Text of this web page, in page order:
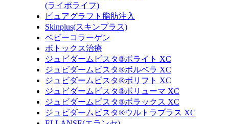
(ライポライフ)
ピュアグラフト脂肪注入
Skinplus(スキンプラス)
ベビーコラーゲン
ボトックス治療
ジュビダームビスタ®ボライト XC
ジュビダームビスタ®ボルベラ XC
ジュビダームビスタ®ボリフト XC
ジュビダームビスタ®ボリューマ XC
ジュビダームビスタ®ボラックス XC
ジュビダームビスタ®ウルトラプラス XC